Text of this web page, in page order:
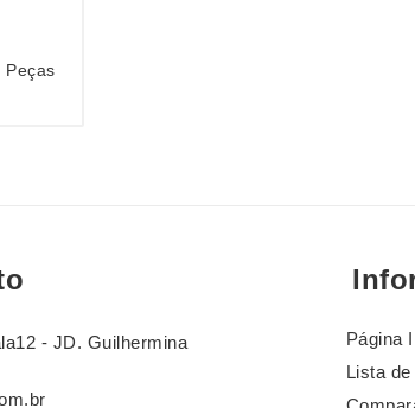
Peças
- JD. Guilhermina
Página
Lista